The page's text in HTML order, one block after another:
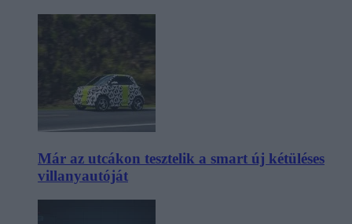
Már az utcákon tesztelik a smart új kétüléses
villanyautóját